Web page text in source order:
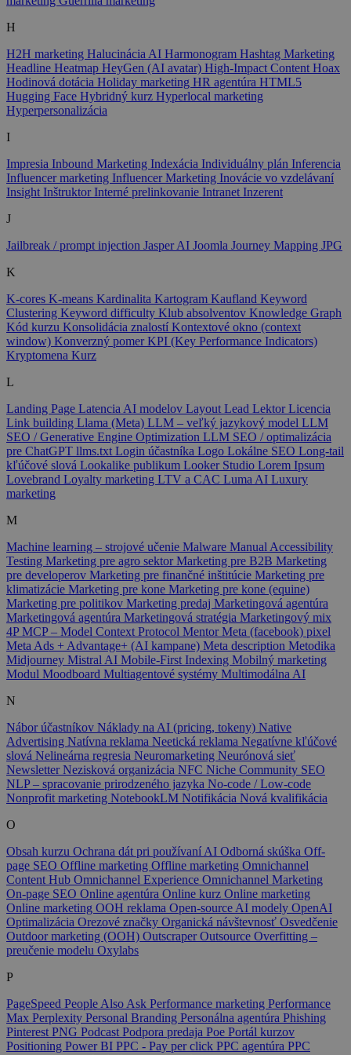
H
H2H marketing Halucinácia AI Harmonogram Hashtag Marketing
Headline Heatmap HeyGen (AI avatar) High-Impact Content Hoax
Hodinová dotácia Holiday marketing HR agentúra HTML5
Hugging Face Hybridný kurz Hyperlocal marketing
Hyperpersonalizácia
I
Impresia Inbound Marketing Indexácia Individuálny plán Inferencia
Influencer marketing Influencer Marketing Inovácie vo vzdelávaní
Insight InštruktorInterné prelinkovanie Intranet Inzerent
J
Jailbreak / prompt injection Jasper AI Joomla Journey Mapping JPG
K
K-cores K-means Kardinalita Kartogram Kaufland Keyword
Clustering Keyword difficulty Klub absolventov Knowledge Graph
Kód kurzu Konsolidácia znalostí Kontextové okno (context
window) Konverzný pomerKPI (Key Performance Indicators)
Kryptomena Kurz
L
Landing Page Latencia AI modelov Layout Lead LektorLicencia
Link building Llama (Meta) LLM – veľký jazykový model LLM
SEO / Generative Engine Optimization LLM SEO / optimalizácia
pre ChatGPT llms.txt Login účastníka Logo Lokálne SEO Long-tail
kľúčové slová Lookalike publikum Looker Studio Lorem Ipsum
Lovebrand Loyalty marketing LTV a CAC Luma AI Luxury
marketing
M
Machine learning – strojové učenie Malware Manual Accessibility
Testing Marketing pre agro sektorMarketing pre B2B Marketing
pre developerov Marketing pre finančné inštitúcie Marketing pre
klimatizácie Marketing pre kone Marketing pre kone (equine)
Marketing pre politikov Marketing predaj Marketingová agentúra
Marketingová agentúra Marketingová stratégia Marketingový mix
4PMCP – Model Context Protocol MentorMeta (facebook) pixel
Meta Ads + Advantage+ (AI kampane) Meta description Metodika
Midjourney Mistral AI Mobile-First Indexing Mobilný marketing
Modul Moodboard Multiagentové systémy Multimodálna AI
N
Nábor účastníkov Náklady na AI (pricing, tokeny) Native
Advertising Natívna reklama Neetická reklama Negatívne kľúčové
slová Nelineárna regresia Neuromarketing Neurónová sieť
NewsletterNezisková organizácia NFC Niche Community SEO
NLP – spracovanie prirodzeného jazyka No-code / Low-code
Nonprofit marketing NotebookLM Notifikácia Nová kvalifikácia
O
Obsah kurzu Ochrana dát pri používaní AI Odborná skúška Off-
page SEO Offline marketing Offline marketing Omnichannel
Content Hub Omnichannel Experience Omnichannel Marketing
On-page SEO Online agentúra Online kurz Online marketing
Online marketing OOH reklama Open-source AI modely OpenAI
Optimalizácia Orezové značky Organická návštevnosť Osvedčenie
Outdoor marketing (OOH) OutscraperOutsource Overfitting –
preučenie modelu Oxylabs
P
PageSpeed People Also Ask Performance marketing Performance
Max Perplexity Personal Branding Personálna agentúra Phishing
Pinterest PNG Podcast Podpora predaja Poe Portál kurzov
Positioning Power BI PPC - Pay per click PPC agentúra PPC